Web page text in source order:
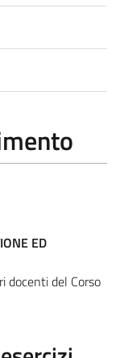
ED
docenti del Corso